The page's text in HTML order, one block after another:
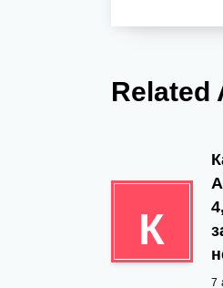
Related
К
7